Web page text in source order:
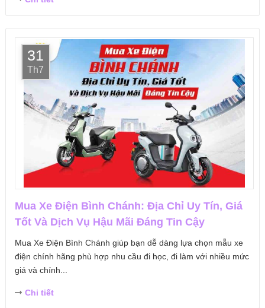
31
Th7
Mua Xe Điện Bình Chánh: Địa Chỉ Uy Tín, Giá
Tốt Và Dịch Vụ Hậu Mãi Đáng Tin Cậy
Mua Xe Điện Bình Chánh giúp bạn dễ dàng lựa chọn mẫu xe
điện chính hãng phù hợp nhu cầu đi học, đi làm với nhiều mức
giá và chính...
Chi tiết